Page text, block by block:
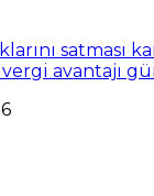
satması
avantajı